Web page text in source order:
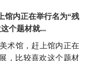
馆内正在举行名为“残
个题材就...
术馆，赶上馆内正在
，比较喜欢这个题材